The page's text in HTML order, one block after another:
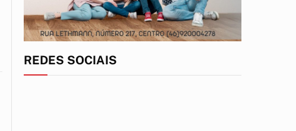
REDES SOCIAIS